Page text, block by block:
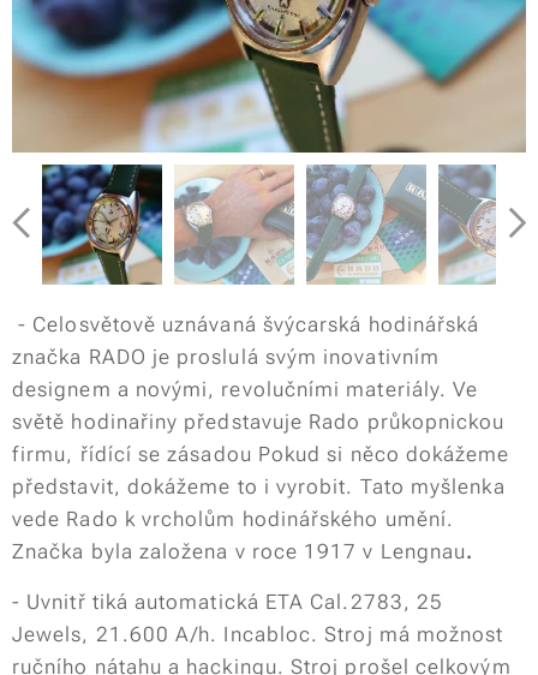
- Celosvětově uznávaná švýcarská hodinářská
značka RADO je proslulá svým inovativním
designem a novými, revolučními materiály. Ve
světě hodinařiny představuje Rado průkopnickou
firmu, řídící se zásadou Pokud si něco dokážeme
představit, dokážeme to i vyrobit. Tato myšlenka
vede Rado k vrcholům hodinářského umění.
Značka byla založena v roce 1917 v Lengnau.
- Uvnitř tiká automatická ETA Cal.2783, 25
Jewels, 21.600 A/h. Incabloc. Stroj má možnost
ručního nátahu a hackingu. Stroj prošel celkovým